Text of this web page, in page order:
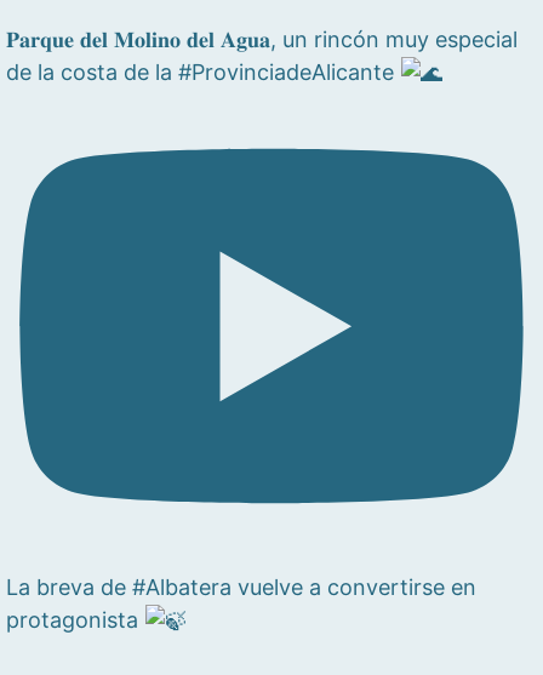
𝐏𝐚𝐫𝐪𝐮𝐞 𝐝𝐞𝐥 𝐌𝐨𝐥𝐢𝐧𝐨 𝐝𝐞𝐥 𝐀𝐠𝐮𝐚, un rincón muy especial
de la costa de la #ProvinciadeAlicante
La breva de #Albatera vuelve a convertirse en
protagonista